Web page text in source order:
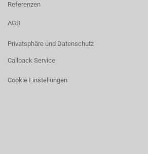
Referenzen
AGB
Privatsphäre und Datenschutz
Callback Service
Cookie Einstellungen